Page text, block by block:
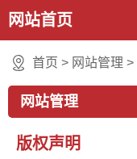
网站首页
首页 > 网站管理 >
网站管理
版权声明